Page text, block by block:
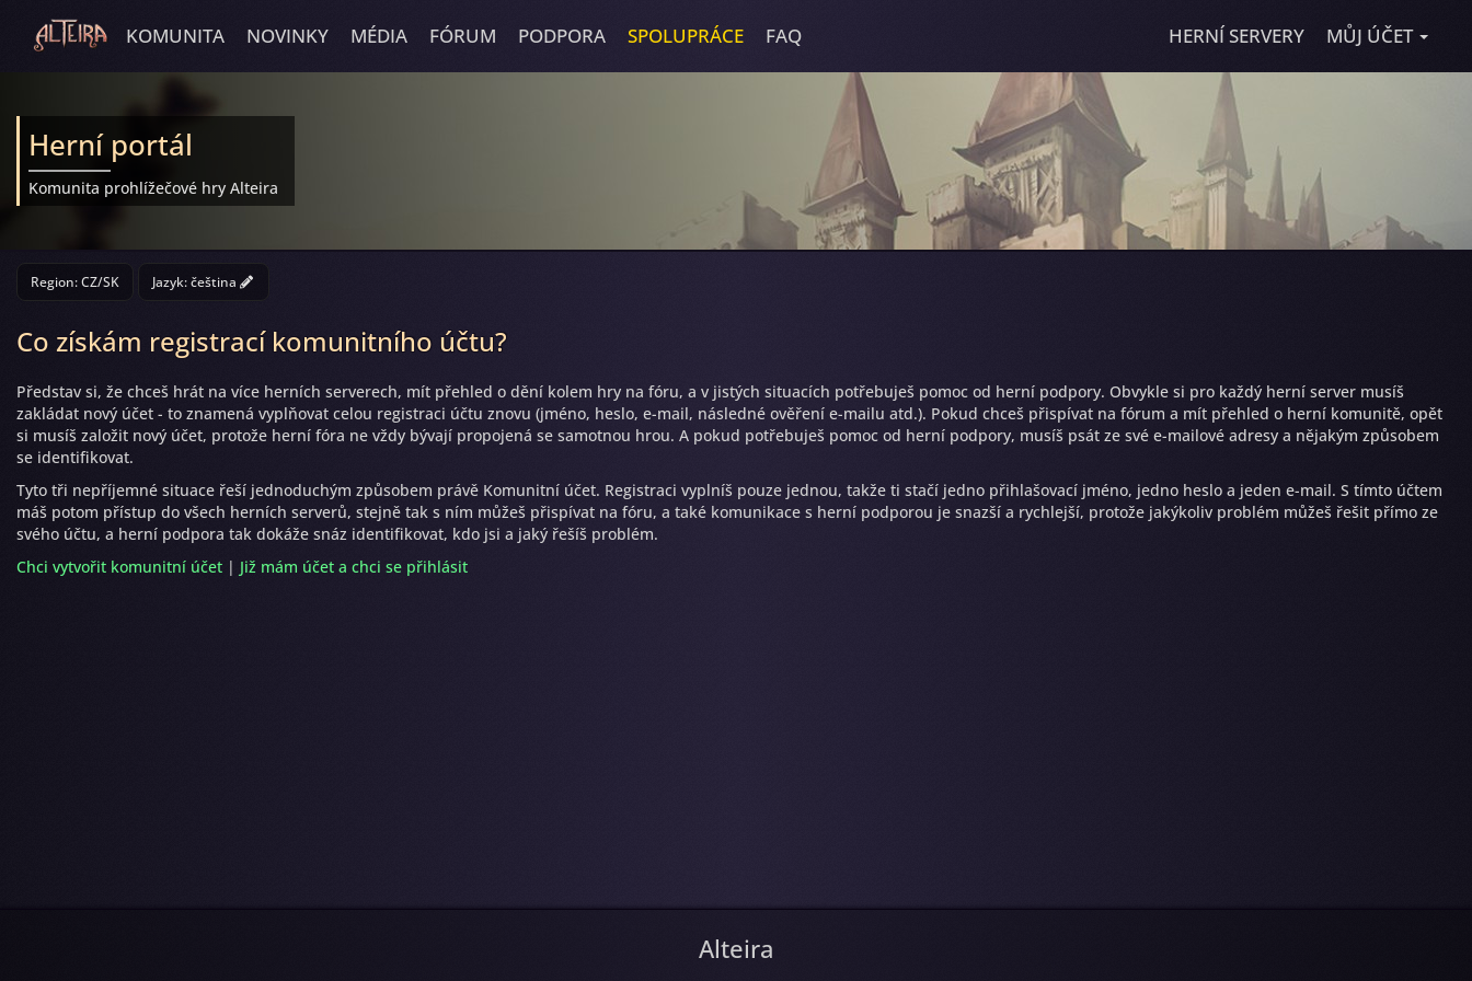
KOMUNITA NOVINKY MÉDIA FÓRUM PODPORA SPOLUPRÁCE FAQ HERNÍ SERVERY MŮJ ÚČET
Herní portál
Komunita prohlížečové hry Alteira
Region: CZ/SK Jazyk:čeština
Co získám registrací komunitního účtu?
Představ si, že chceš hrát na více herních serverech, mít přehled o dění kolem hry na fóru, a v jistých situacích potřebuješ pomoc od herní podpory. Obvykle si pro každý herní server musíš
zakládat nový účet - to znamená vyplňovat celou registraci účtu znovu (jméno, heslo, e-mail, následné ověření e-mailu atd.). Pokud chceš přispívat na fórum a mít přehled o herní komunitě, opět
si musíš založit nový účet, protože herní fóra ne vždy bývají propojená se samotnou hrou. A pokud potřebuješ pomoc od herní podpory, musíš psát ze své e-mailové adresy a nějakým způsobem
se identifikovat.
Tyto tři nepříjemné situace řeší jednoduchým způsobem právě Komunitní účet. Registraci vyplníš pouze jednou, takže ti stačí jedno přihlašovací jméno, jedno heslo a jeden e-mail. S tímto účtem
máš potom přístup do všech herních serverů, stejně tak s ním můžeš přispívat na fóru, a také komunikace s herní podporou je snazší a rychlejší, protože jakýkoliv problém můžeš řešit přímo ze
svého účtu, a herní podpora tak dokáže snáz identifikovat, kdo jsi a jaký řešíš problém.
Chci vytvořit komunitní účet | Již mám účet a chci se přihlásit
Alteira